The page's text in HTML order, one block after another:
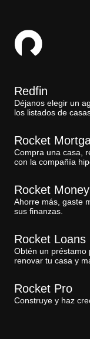
Redfin
Déjanos elegir un
los listados de
Rocket
Compra una casa,
con la compañía
Rocket Money
Ahorre más, gaste
sus finanzas.
Rocket Loans
Obtén un préstamo
renovar tu casa y
Rocket Pro
Construye y haz